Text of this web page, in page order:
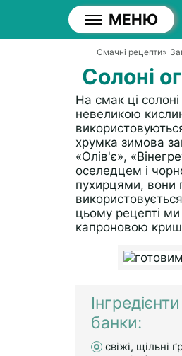
МЕНЮ
Смачні рецепти»
Солоні
На смак ці
невеликою
хрумка зимова
«Олів'є»,
оселедцем і
пухирцями, вони
цьому рецепті ми
капроновою
банки:
свіжі, щільні